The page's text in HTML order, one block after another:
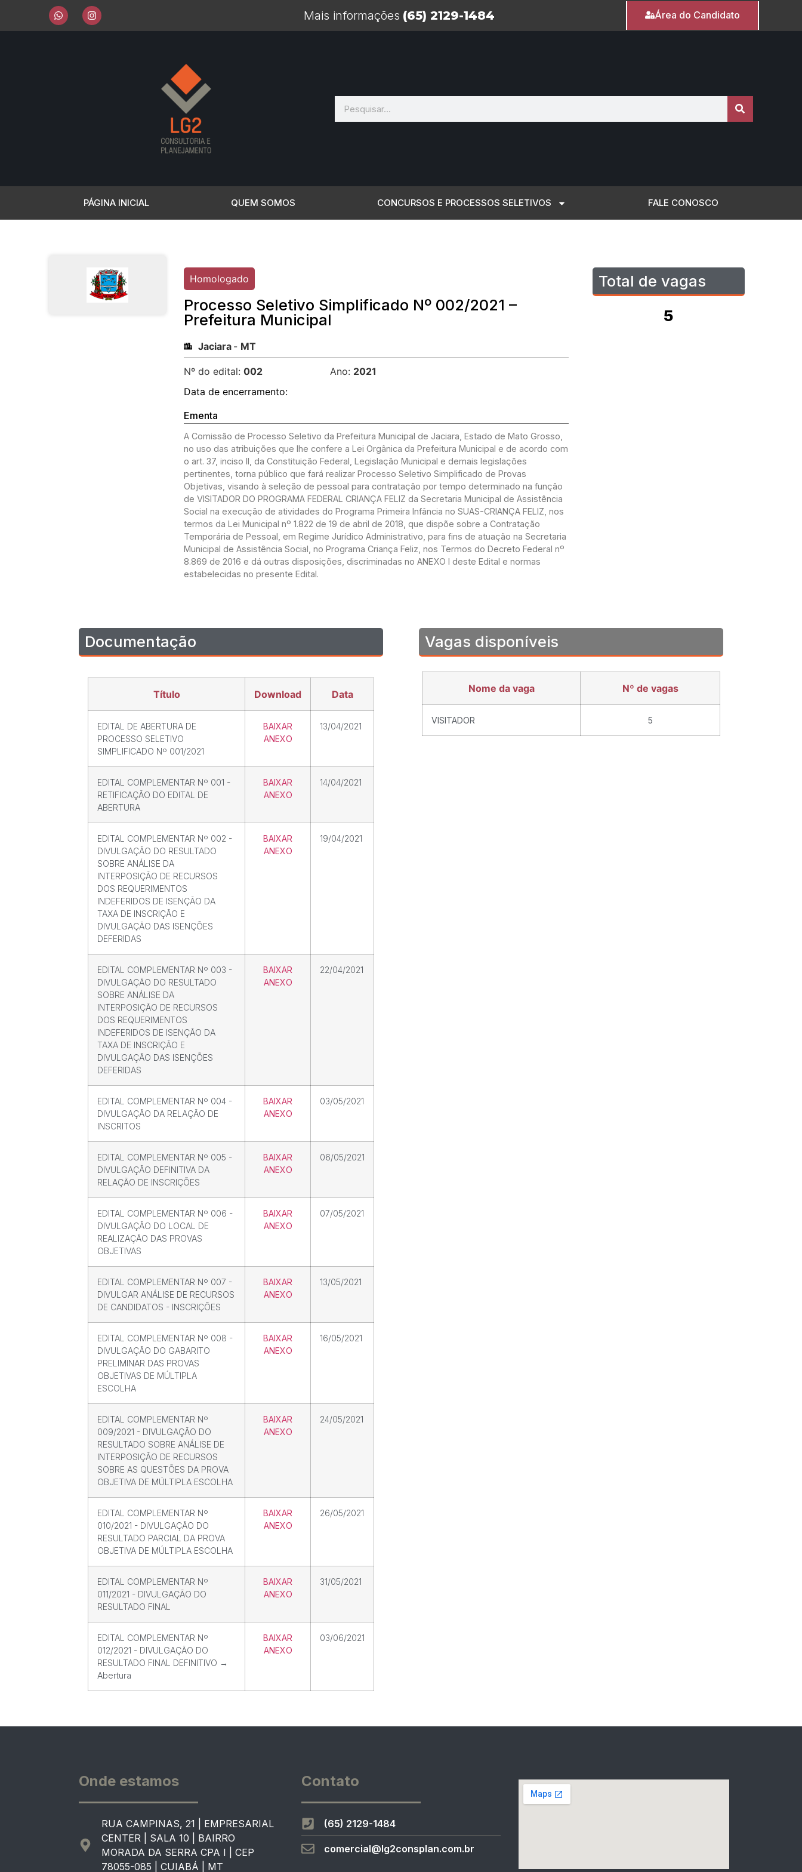
Mais informações (65) 2129-1484 Área do Candidato
PÁGINA INICIAL QUEM SOMOS CONCURSOS E PROCESSOS SELETIVOS FALE CONOSCO
Homologado
Processo Seletivo Simplificado Nº 002/2021 –
Prefeitura Municipal
Jaciara - MT
Nº do edital: 002 Ano: 2021
Data de encerramento:
Ementa
A Comissão de Processo Seletivo da Prefeitura Municipal de Jaciara, Estado de Mato Grosso,
no uso das atribuições que lhe confere a Lei Orgânica da Prefeitura Municipal e de acordo com
o art. 37, inciso II, da Constituição Federal, Legislação Municipal e demais legislações
pertinentes, torna público que fará realizar Processo Seletivo Simplificado de Provas
Objetivas, visando à seleção de pessoal para contratação por tempo determinado na função
de VISITADOR DO PROGRAMA FEDERAL CRIANÇA FELIZ da Secretaria Municipal de Assistência
Social na execução de atividades do Programa Primeira Infância no SUAS-CRIANÇA FELIZ, nos
termos da Lei Municipal nº 1.822 de 19 de abril de 2018, que dispõe sobre a Contratação
Temporária de Pessoal, em Regime Jurídico Administrativo, para fins de atuação na Secretaria
Municipal de Assistência Social, no Programa Criança Feliz, nos Termos do Decreto Federal nº
8.869 de 2016 e dá outras disposições, discriminadas no ANEXO I deste Edital e normas
estabelecidas no presente Edital.
Total de vagas
5
Documentação
Título Download Data
EDITAL DE ABERTURA DE
PROCESSO SELETIVO
SIMPLIFICADO Nº 001/2021
BAIXAR
ANEXO
13/04/2021
EDITAL COMPLEMENTAR Nº 001 -
RETIFICAÇÃO DO EDITAL DE
ABERTURA
BAIXAR
ANEXO
14/04/2021
EDITAL COMPLEMENTAR Nº 002 -
DIVULGAÇÃO DO RESULTADO
SOBRE ANÁLISE DA
INTERPOSIÇÃO DE RECURSOS
DOS REQUERIMENTOS
INDEFERIDOS DE ISENÇÃO DA
TAXA DE INSCRIÇÃO E
DIVULGAÇÃO DAS ISENÇÕES
DEFERIDAS
BAIXAR
ANEXO
19/04/2021
EDITAL COMPLEMENTAR Nº 003 -
DIVULGAÇÃO DO RESULTADO
SOBRE ANÁLISE DA
INTERPOSIÇÃO DE RECURSOS
DOS REQUERIMENTOS
INDEFERIDOS DE ISENÇÃO DA
TAXA DE INSCRIÇÃO E
DIVULGAÇÃO DAS ISENÇÕES
DEFERIDAS
BAIXAR
ANEXO
22/04/2021
EDITAL COMPLEMENTAR Nº 004 -
DIVULGAÇÃO DA RELAÇÃO DE
INSCRITOS
BAIXAR
ANEXO
03/05/2021
EDITAL COMPLEMENTAR Nº 005 -
DIVULGAÇÃO DEFINITIVA DA
RELAÇÃO DE INSCRIÇÕES
BAIXAR
ANEXO
06/05/2021
EDITAL COMPLEMENTAR Nº 006 -
DIVULGAÇÃO DO LOCAL DE
REALIZAÇÃO DAS PROVAS
OBJETIVAS
BAIXAR
ANEXO
07/05/2021
EDITAL COMPLEMENTAR Nº 007 -
DIVULGAR ANÁLISE DE RECURSOS
DE CANDIDATOS - INSCRIÇÕES
BAIXAR
ANEXO
13/05/2021
EDITAL COMPLEMENTAR Nº 008 -
DIVULGAÇÃO DO GABARITO
PRELIMINAR DAS PROVAS
OBJETIVAS DE MÚLTIPLA
ESCOLHA
BAIXAR
ANEXO
16/05/2021
EDITAL COMPLEMENTAR Nº
009/2021 - DIVULGAÇÃO DO
RESULTADO SOBRE ANÁLISE DE
INTERPOSIÇÃO DE RECURSOS
SOBRE AS QUESTÕES DA PROVA
OBJETIVA DE MÚLTIPLA ESCOLHA
BAIXAR
ANEXO
24/05/2021
EDITAL COMPLEMENTAR Nº
010/2021 - DIVULGAÇÃO DO
RESULTADO PARCIAL DA PROVA
OBJETIVA DE MÚLTIPLA ESCOLHA
BAIXAR
ANEXO
26/05/2021
EDITAL COMPLEMENTAR Nº
011/2021 - DIVULGAÇÃO DO
RESULTADO FINAL
BAIXAR
ANEXO
31/05/2021
EDITAL COMPLEMENTAR Nº
012/2021 - DIVULGAÇÃO DO
RESULTADO FINAL DEFINITIVO →
Abertura
BAIXAR
ANEXO
03/06/2021
Vagas disponíveis
Nome da vaga Nº de vagas
VISITADOR 5
Onde estamos
RUA CAMPINAS, 21 | EMPRESARIAL
CENTER | SALA 10 | BAIRRO
MORADA DA SERRA CPA I | CEP
78055-085 | CUIABÁ | MT
Contato
(65) 2129-1484
comercial@lg2consplan.com.br